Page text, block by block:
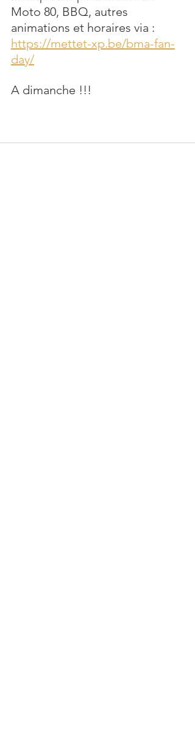
Moto 80, BBQ, autres
animations et horaires via :
https://mettet-xp.be/bma-fan-
day/
A dimanche !!!